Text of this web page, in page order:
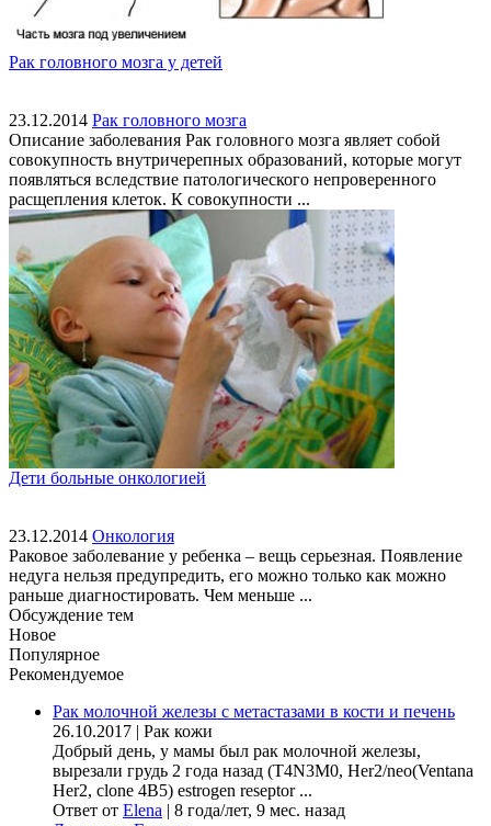
Рак головного мозга у детей
23.12.2014 Рак головного мозга
Описание заболевания Рак головного мозга являет собой
совокупность внутричерепных образований, которые могут
появляться вследствие патологического непроверенного
расщепления клеток. К совокупности ...
Дети больные онкологией
23.12.2014 Онкология
Раковое заболевание у ребенка – вещь серьезная. Появление
недуга нельзя предупредить, его можно только как можно
раньше диагностировать. Чем меньше ...
Обсуждение тем
Новое
Популярное
Рекомендуемое
Рак молочной железы с метастазами в кости и печень
26.10.2017 | Рак кожи
Добрый день, у мамы был рак молочной железы,
вырезали грудь 2 года назад (Т4N3M0, Her2/neo(Ventana
Her2, clone 4B5) estrogen reseptor ...
Ответ от Elena | 8 года/лет, 9 мес. назад